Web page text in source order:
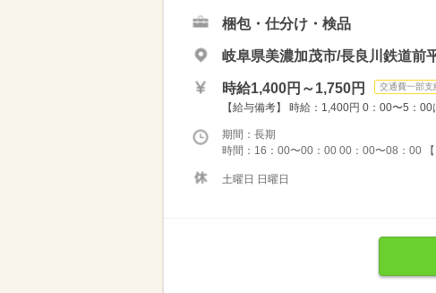
梱包・仕分け・検品
岐阜県美濃加茂市/長良川鉄道前
時給1,400円～1,750円 交通費一部支
【給与備考】 時給：1,400円 0：00〜5：
期間：長期
時間：16：00〜00：00 00：00〜08：00
土曜日 日曜日